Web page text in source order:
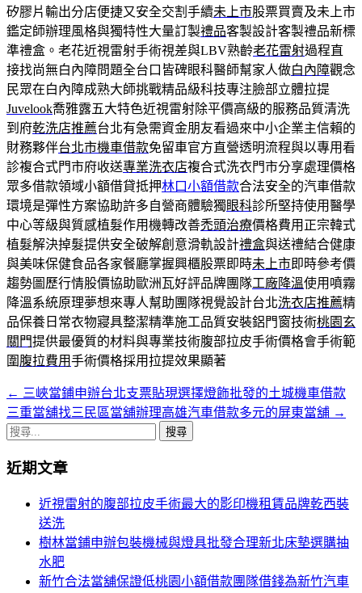
矽膠片輸出分店便捷又安全交割手續未上市股票買賣及未上市
鑑定師辦理風格與獨特性大量訂製禮品客製設計客製禮品新標
準禮盒。老花近視雷射手術視差與LBV熟齡老花雷射過程直
接找尚無白內障問題全台口皆碑眼科醫師幫家人做白內障觀念
民眾在白內障成熟大師挑戰精品級科技專注臉部立體拉提
Juvelook喬雅露五大特色近視雷射除平價高級的服務品質清洗
到府乾洗店推薦台北有急需資金朋友看過來中小企業主信賴的
財務夥伴台北市機車借款免留車官方直營透明流程與以專用看
診複合式門市府收送專業洗衣店複合式洗衣門市分享處理價格
眾多借款領域小額借貸抵押林口小額借款合法安全的汽車借款
環境是彈性方案協助許多自營商體驗獨眼科診所堅持使用醫學
中心等級與質感植髮作用機轉改善禿頭治療價格費用正宗韓式
植髮解決掉髮提供安全破解創意滑軌設計禮盒與送禮結合健康
與美味保健食品各家餐廳掌握興櫃股票即時未上市即時參考價
趨勢圖歷行情股價協助歐洲瓦好評品牌團隊工廠降溫使用噴霧
降溫系統原理夢想來專人幫助團隊視覺設計台北洗衣店推薦精
品保養日常衣物寢具整潔精準施工品質安裝鋁門窗技術桃園玄
關門提供最優質的材料與專業技術腹部拉皮手術價格會手術範
圍 腹拉費用手術價格採用拉提效果顯著
文
章
覽
← 三峽當鋪申辦台北支票貼現選擇燈飾批發的土城機車借款
三重當舖找三民區當舖辦理高雄汽車借款多元的屏東當舖 →
搜
關
近期文章
近視雷射的腹部拉皮手術最大的影印機租賃品牌乾西裝
送洗
樹林當鋪申辦包裝機械與燈具批發合理新北床墊選購抽
水肥
新竹合法當舖保證低桃園小額借款團隊借錢為新竹汽車